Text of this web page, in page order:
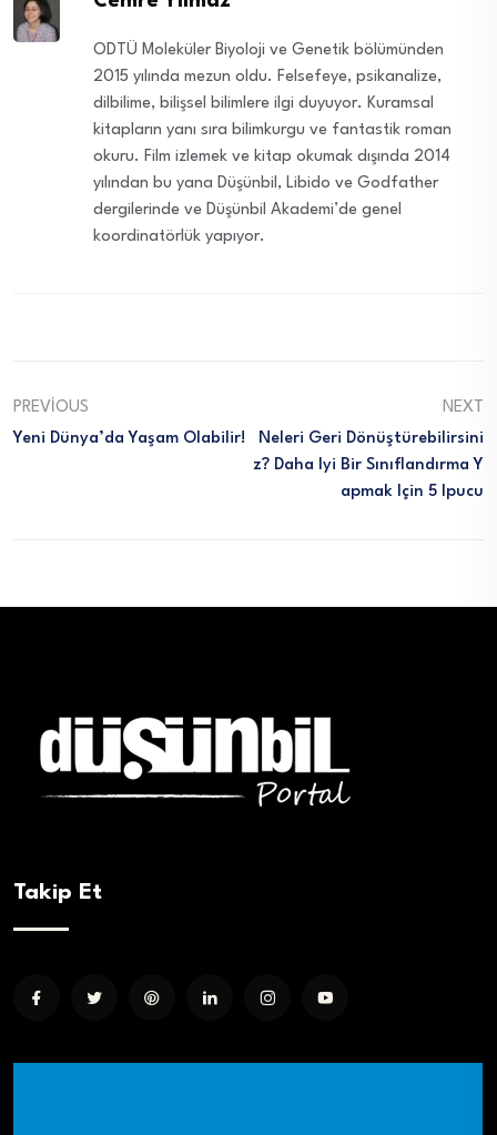
ODTÜ Moleküler Biyoloji ve Genetik bölümünden
2015 yılında mezun oldu. Felsefeye, psikanalize,
dilbilime, bilişsel bilimlere ilgi duyuyor. Kuramsal
kitapların yanı sıra bilimkurgu ve fantastik roman
okuru. Film izlemek ve kitap okumak dışında 2014
yılından bu yana Düşünbil, Libido ve Godfather
dergilerinde ve Düşünbil Akademi’de genel
koordinatörlük yapıyor.
PREVIOUS
Yeni Dünya’da Yaşam Olabilir!
NEXT
Neleri Geri Dönüştürebilirsini
Z? Daha Iyi Bir Sınıflandırma Y
Apmak Için 5 Ipucu
Takip Et